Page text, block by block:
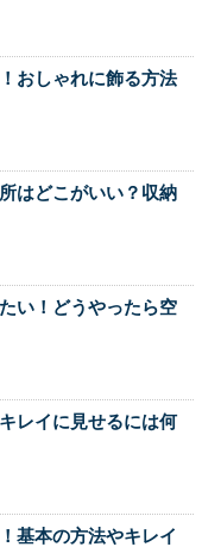
おしゃれに飾る方法
はどこがいい？収納
い！どうやったら空
レイに見せるには何
基本の方法やキレイ